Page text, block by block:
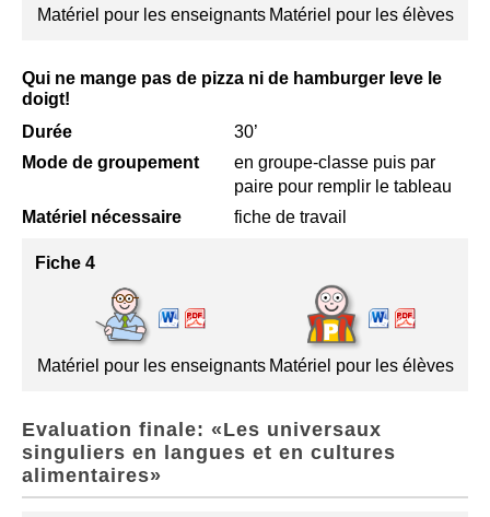
Matériel pour les enseignants Matériel pour les élèves
Qui ne mange pas de pizza ni de hamburger leve le
doigt!
Durée
30’
Mode de groupement
en groupe-classe puis par
paire pour remplir le tableau
Matériel nécessaire
fiche de travail
Fiche 4
Matériel pour les enseignants Matériel pour les élèves
Evaluation finale: «Les universaux
singuliers en langues et en cultures
alimentaires»